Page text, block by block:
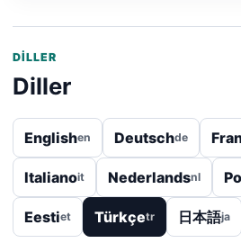
DILLER
Diller
Englishen Deutschde
Italianoit Nederlandsnl
Eestiet Türkçetr 日本語ja